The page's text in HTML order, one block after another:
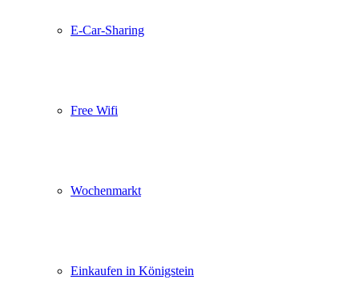
E-Car-Sharing
Free Wifi
Wochenmarkt
Einkaufen in Königstein